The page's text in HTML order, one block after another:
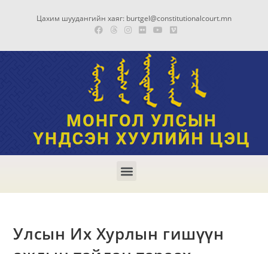
Цахим шуудангийн хаяг: burtgel@constitutionalcourt.mn
Улсын Их Хурлын гишүүн